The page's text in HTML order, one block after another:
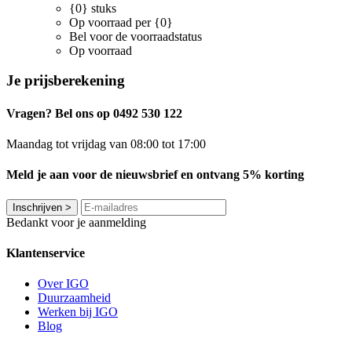
{0} stuks
Op voorraad per {0}
Bel voor de voorraadstatus
Op voorraad
Je prijsberekening
Vragen? Bel ons op 0492 530 122
Maandag tot vrijdag van 08:00 tot 17:00
Meld je aan voor de nieuwsbrief en ontvang 5% korting
Inschrijven >
Bedankt voor je aanmelding
Klantenservice
Over IGO
Duurzaamheid
Werken bij IGO
Blog